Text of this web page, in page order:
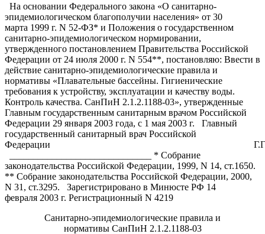
На основании Федерального закона «О санитарно-
эпидемиологическом благополучии населения» от 30
марта 1999 г. N 52-ФЗ* и Положения о государственном
санитарно-эпидемиологическом нормировании,
утвержденного постановлением Правительства Российской
Федерации от 24 июля 2000 г. N 554**, постановляю: Ввести в
действие санитарно-эпидемиологические правила и
нормативы «Плавательные бассейны. Гигиенические
требования к устройству, эксплуатации и качеству воды.
Контроль качества. СанПиН 2.1.2.1188-03», утвержденные
Главным государственным санитарным врачом Российской
Федерации 29 января 2003 года, с 1 мая 2003 г. Главный
государственный санитарный врач Российской
Федерации
______________________________ * Собрание
законодательства Российской Федерации, 1999, N 14, ст.1650.
** Собрание законодательства Российской Федерации, 2000,
N 31, ст.3295. Зарегистрировано в Минюсте РФ 14
февраля 2003 г. Регистрационный N 4219
Санитарно-эпидемиологические правила и
нормативы СанПиН 2.1.2.1188-03